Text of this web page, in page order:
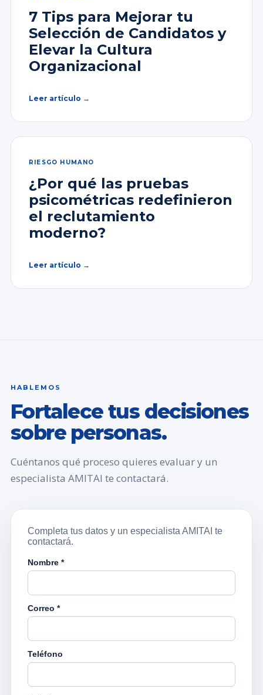
7 Tips para Mejorar tu
Selección de Candidatos y
Elevar la Cultura
Organizacional
Leer artículo →
RIESGO HUMANO
¿Por qué las pruebas
psicométricas redefinieron
el reclutamiento
moderno?
Leer artículo →
HABLEMOS
Fortalece tus decisiones
sobre personas.
Cuéntanos qué proceso quieres evaluar y un
especialista AMITAI te contactará.